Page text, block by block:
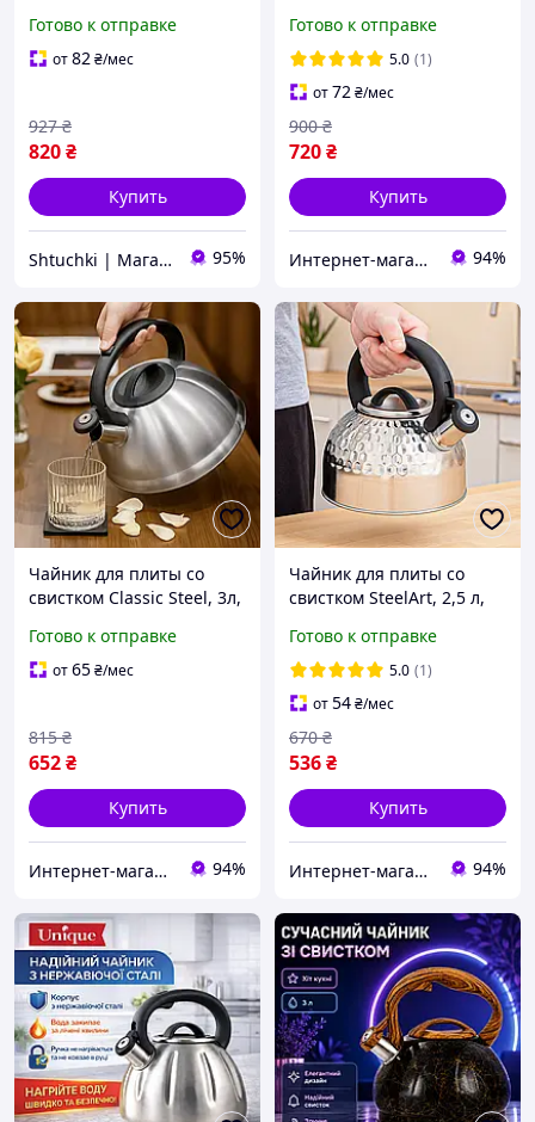
Готово к отправке
от82₴/мес
820₴
927 ₴
Купить
Shtuchki | Магазин полезных штучек 95%
Серый
Готово к отправке
5.0 (1)
от72₴/мес
720₴
900 ₴
Купить
Интернет-магазин Bigs 94%
Чайник для плиты со
свистком Classic Steel, 3л,
нержавеющая сталь (для
всех видов плит)
Готово к отправке
от65₴/мес
652₴
815 ₴
Купить
Интернет-магазин Bigs 94%
Чайник для плиты со
свистком SteelArt, 2,5 л,
нержавеющая сталь
Готово к отправке
5.0 (1)
от54₴/мес
536₴
670 ₴
Купить
Интернет-магазин Bigs 94%